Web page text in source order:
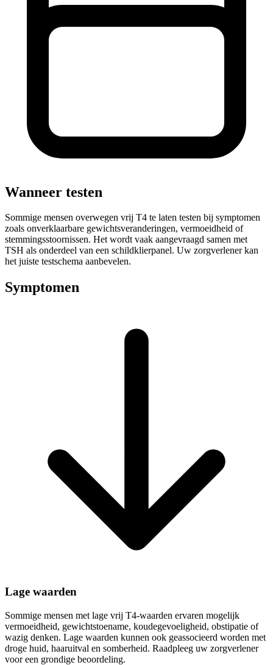
Wanneer testen
Sommige mensen overwegen vrij T4 te laten testen bij symptomen
zoals onverklaarbare gewichtsveranderingen, vermoeidheid of
stemmingsstoornissen. Het wordt vaak aangevraagd samen met
TSH als onderdeel van een schildklierpanel. Uw zorgverlener kan
het juiste testschema aanbevelen.
Symptomen
Lage waarden
Sommige mensen met lage vrij T4-waarden ervaren mogelijk
vermoeidheid, gewichtstoename, koudegevoeligheid, obstipatie of
wazig denken. Lage waarden kunnen ook geassocieerd worden met
droge huid, haaruitval en somberheid. Raadpleeg uw zorgverlener
voor een grondige beoordeling.